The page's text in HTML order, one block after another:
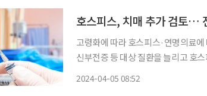
호스피스, 치매 추가 검토…
고령화에 따라 호스피스·연명의료
신부전증 등 대상 질환을 늘리고 호
2024-04-05 08:52